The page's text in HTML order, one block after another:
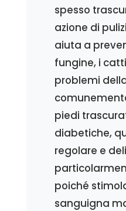
spesso
azione di
aiuta a
fungine, i
problemi
piedi
diabetiche,
regolare e
poiché
sanguigna